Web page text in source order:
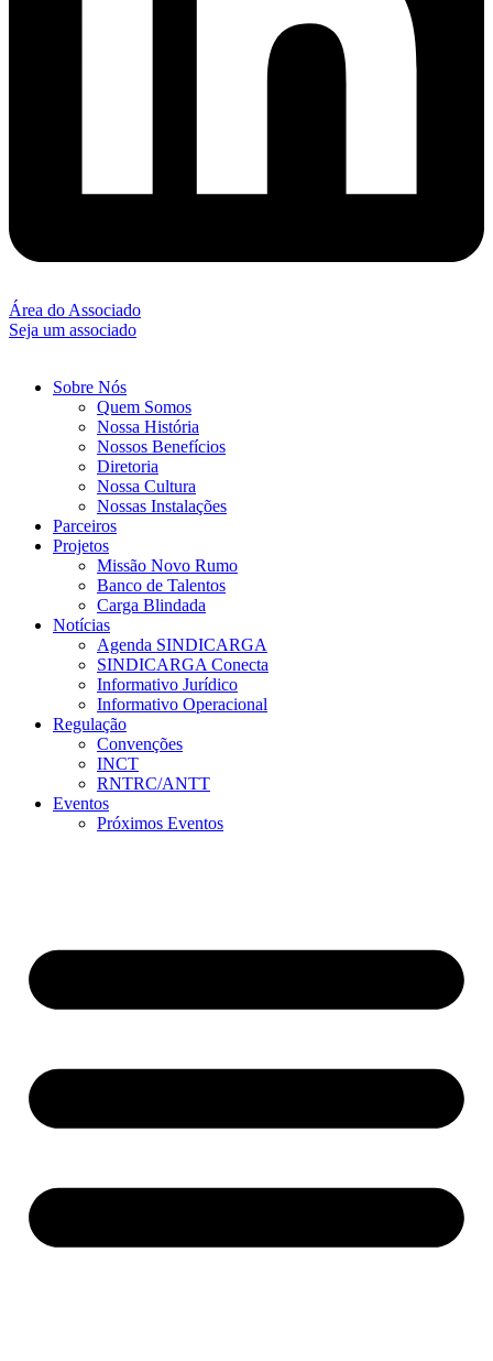
Área do Associado
Seja um associado
Sobre Nós
Quem Somos
Nossa História
Nossos Benefícios
Diretoria
Nossa Cultura
Nossas Instalações
Parceiros
Projetos
Missão Novo Rumo
Banco de Talentos
Carga Blindada
Notícias
Agenda SINDICARGA
SINDICARGA Conecta
Informativo Jurídico
Informativo Operacional
Regulação
Convenções
INCT
RNTRC/ANTT
Eventos
Próximos Eventos